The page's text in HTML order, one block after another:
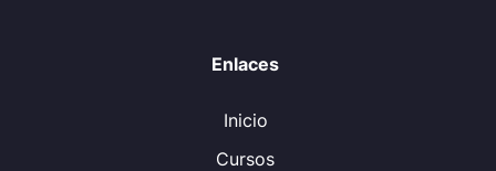
Enlaces
Inicio
Cursos